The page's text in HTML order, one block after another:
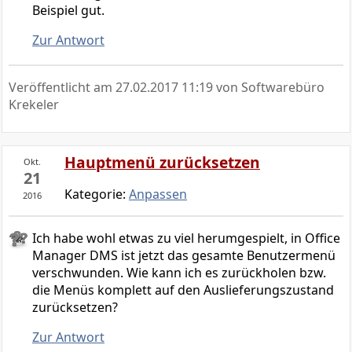
Beispiel gut.
Zur Antwort
Veröffentlicht am 27.02.2017 11:19von Softwarebüro
Krekeler
Okt.
21
2016
Hauptmenü zurücksetzen
Kategorie: Anpassen
Ich habe wohl etwas zu viel herumgespielt, in Office
Manager DMS ist jetzt das gesamte Benutzermenü
verschwunden. Wie kann ich es zurückholen bzw.
die Menüs komplett auf den Auslieferungszustand
zurücksetzen?
Zur Antwort